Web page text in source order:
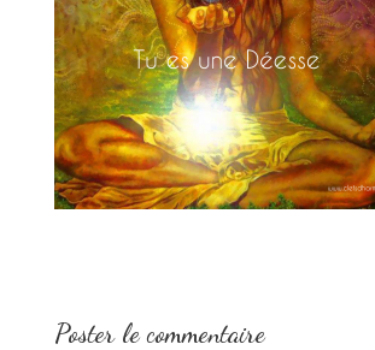
Poster le commentaire